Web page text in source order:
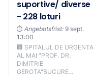
suportive/ diverse
- 228 loturi
⏱️ Angebotsfrist: 9 sept.
13:00
🏢 SPITALUL DE URGENTA
AL MAI "PROF. DR.
DIMITRIE
GEROTA"BUCURE...